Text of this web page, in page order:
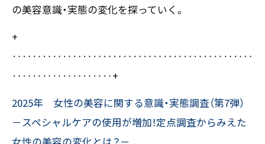
TEL 06-6538-5358（代表）
の美容意識・実態の変化を探っていく。
+
‥‥‥‥‥‥‥‥‥‥‥‥‥‥‥‥‥‥‥‥‥‥‥‥
‥‥‥‥‥‥‥‥‥‥+
2025年 女性の美容に関する意識・実態調査（第7弾）
－スペシャルケアの使用が増加！定点調査からみえた